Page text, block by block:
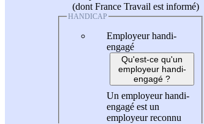
(dont France Travail est informé)
HANDICAP
Employeur handi-
engagé
Qu'est-ce qu'un
employeur handi-
engagé ?
Un employeur handi-
engagé est un
employeur reconnu